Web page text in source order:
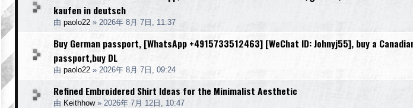
kaufen in deutsch
由 paolo22 » 2026年 8月 7日, 11:37
Buy German passport, [WhatsApp +4915733512463] [WeChat ID: Johnyj55], buy a
passport,buy DL
由 paolo22 » 2026年 8月 7日, 09:24
Refined Embroidered Shirt Ideas for the Minimalist Aesthetic
由 Keithhow» 2026年 7月 12日, 10:47